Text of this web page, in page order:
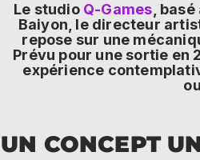
Le studio Q-Games,
Baiyon, le directeur
repose sur une
Prévu pour une sortie en
expérience
UN CONCEPT